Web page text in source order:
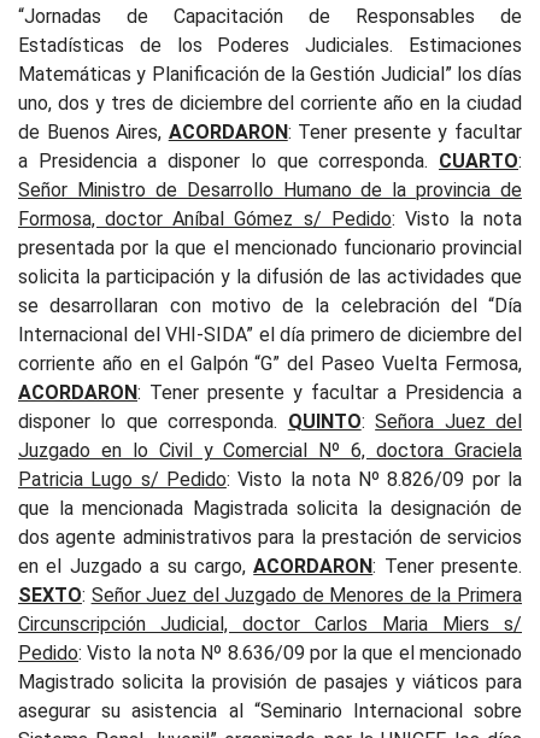
“Jornadas de Capacitación de Responsables de
Estadísticas de los Poderes Judiciales. Estimaciones
Matemáticas y Planificación de la Gestión Judicial” los días
uno, dos y tres de diciembre del corriente año en la ciudad
de Buenos Aires, ACORDARON: Tener presente y facultar
a Presidencia a disponer lo que corresponda. CUARTO:
Señor Ministro de Desarrollo Humano de la provincia de
Formosa, doctor Aníbal Gómez s/ Pedido: Visto la nota
presentada por la que el mencionado funcionario provincial
solicita la participación y la difusión de las actividades que
se desarrollaran con motivo de la celebración del “Día
Internacional del VHI-SIDA” el día primero de diciembre del
corriente año en el Galpón “G” del Paseo Vuelta Fermosa,
ACORDARON: Tener presente y facultar a Presidencia a
disponer lo que corresponda. QUINTO:Señora Juez del
Juzgado en lo Civil y Comercial Nº 6, doctora Graciela
Patricia Lugo s/ Pedido: Visto la nota Nº 8.826/09 por la
que la mencionada Magistrada solicita la designación de
dos agente administrativos para la prestación de servicios
en el Juzgado a su cargo,ACORDARON: Tener presente.
SEXTO: Señor Juez del Juzgado de Menores de la Primera
Circunscripción Judicial, doctor Carlos Maria Miers s/
Pedido: Visto la nota Nº 8.636/09 por la que el mencionado
Magistrado solicita la provisión de pasajes y viáticos para
asegurar su asistencia al “Seminario Internacional sobre